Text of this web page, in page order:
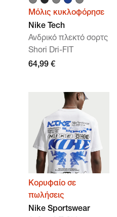
Μόλις κυκλοφόρησε
Nike Tech
Ανδρικό πλεκτό σορτς
Shori Dri-FIT
64,99 €
Κορυφαίο σε
πωλήσεις
Nike Sportswear